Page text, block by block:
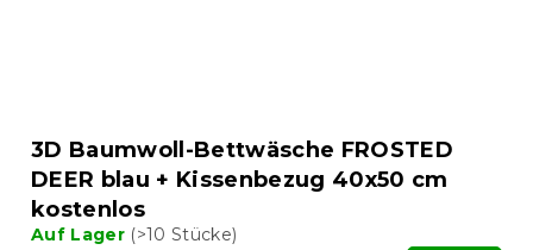
3D Baumwoll-Bettwäsche FROSTED
DEER blau + Kissenbezug 40x50 cm
kostenlos
Auf Lager (>10 Stücke)